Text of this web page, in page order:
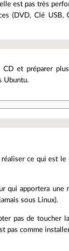
est pas très
(DVD, Clé USB,
et préparer
Ubuntu.
ce qui est le
qui apportera une
sous Linux).
pas de toucher
pas comme